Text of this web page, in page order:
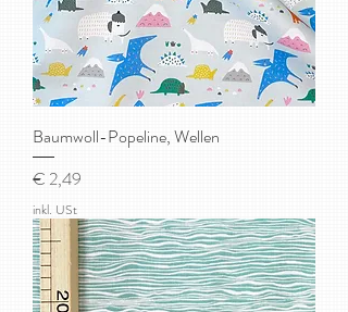
Baumwoll-Popeline, Wellen
Preis
€ 2,49
inkl. USt